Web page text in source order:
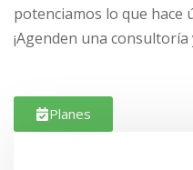
potenciamos lo que hace
¡Agenden una
Planes